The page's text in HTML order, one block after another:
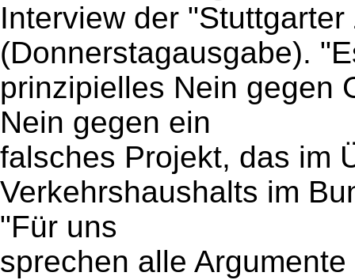
Interview der "Stuttgarter
(Donnerstagausgabe).
prinzipielles Nein gegen
Nein gegen ein
falsches Projekt, das im
Verkehrshaushalts im
"Für uns
sprechen alle